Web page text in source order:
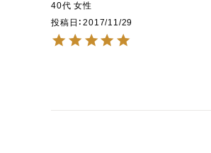
40代 女性
投稿日
2017/11/29